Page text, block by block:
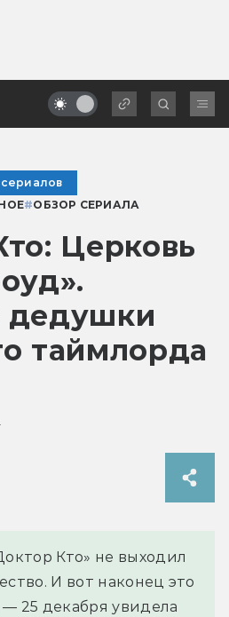
#ОБЗОР СЕРИАЛА
Церковь
дедушки
таймлорда
Кто» не выходил
И вот наконец это
25 декабря увидела